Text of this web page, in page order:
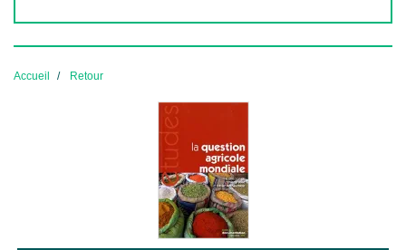
Accueil Retour